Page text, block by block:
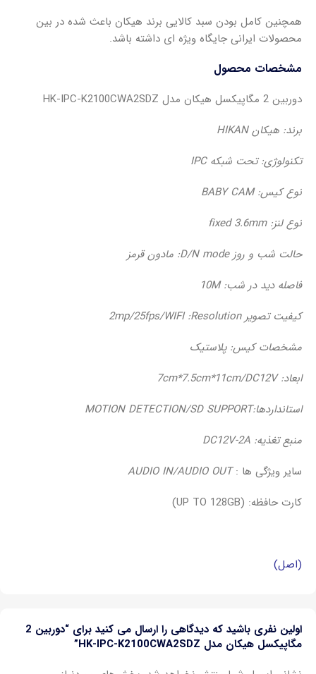
همچنین کامل بودن سبد کالایی برند هیکان باعث شده در بین
محصولات ایرانی جایگاه ویژه ای داشته باشد.
مشخصات محصول
دوربین 2 مگاپیکسل هیکان مدل HK-IPC-K2100CWA2SDZ
برند: هیکان HIKAN
تکنولوژی: تحت شبکه IPC
نوع کیس: BABY CAM
نوع لنز: fixed 3.6mm
حالت شب و روز D/N mode: مادون قرمز
فاصله دید در شب: 10M
کیفیت تصویر 2mp/25fps/WIFI :Resolution
مشخصات کیس: پلاستیک
ابعاد: 7cm*7.5cm*11cm/DC12V
استانداردها:MOTION DETECTION/SD SUPPORT
منبع تغذیه: DC12V-2A
سایر ویژگی ها :AUDIO IN/AUDIO OUT
کارت حافظه: (UP TO 128GB)
(اصل)
اولین نفری باشید که دیدگاهی را ارسال می کنید برای “دوربین 2
مگاپیکسل هیکان مدل HK-IPC-K2100CWA2SDZ”